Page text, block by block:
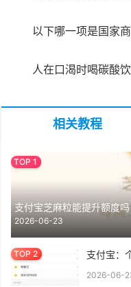
以下哪一项是国家
人在口渴时喝碳酸
相关教程
支付宝芝麻粒能提升额度吗
2026-06-23
支付宝：
2026-06-